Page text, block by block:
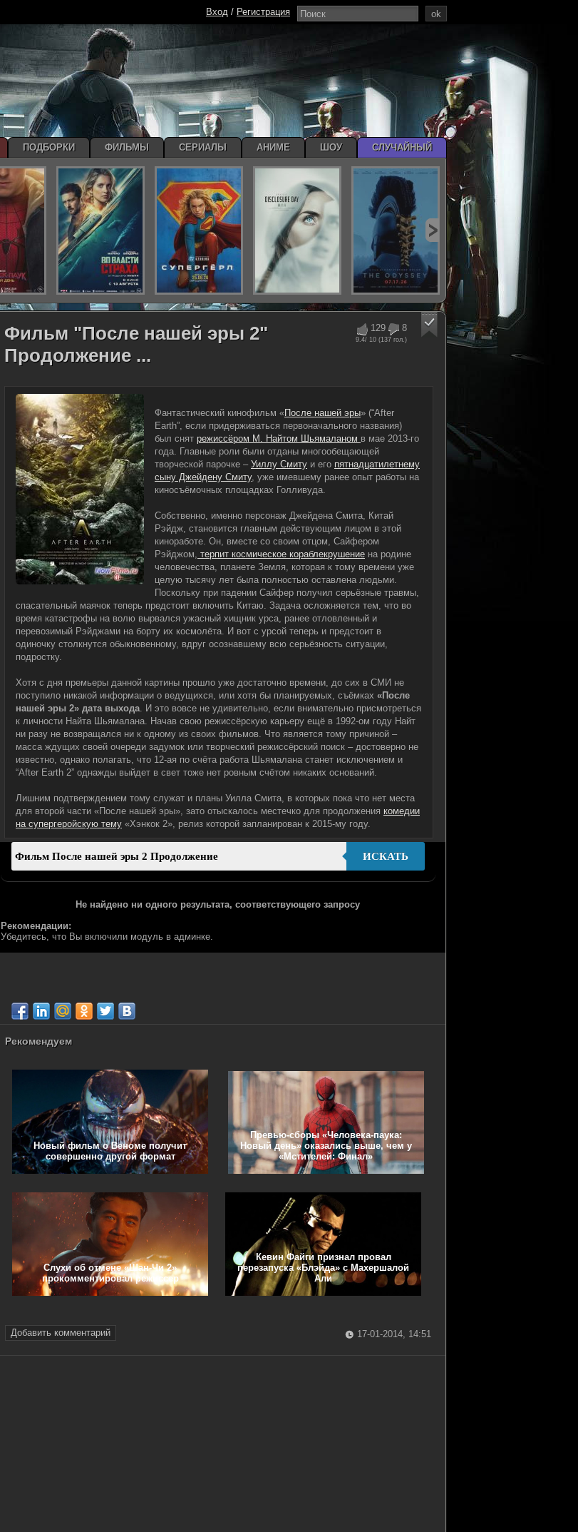
129 8
9.4/ 10 (137 гол.)
Фильм "После нашей эры 2"
Продолжение ...
Фантастический кинофильм «После нашей эры» (“After
Earth”, если придерживаться первоначального названия)
был снят режиссёром М. Найтом Шьямаланом в мае 2013-го
года. Главные роли были отданы многообещающей
творческой парочке – Уиллу Смиту и его пятнадцатилетнему
сыну Джейдену Смиту, уже имевшему ранее опыт работы на
киносъёмочных площадках Голливуда.
Собственно, именно персонаж Джейдена Смита, Китай
Рэйдж, становится главным действующим лицом в этой
киноработе. Он, вместе со своим отцом, Сайфером
Рэйджом, терпит космическое кораблекрушение на родине
человечества, планете Земля, которая к тому времени уже
целую тысячу лет была полностью оставлена людьми.
Поскольку при падении Сайфер получил серьёзные травмы,
спасательный маячок теперь предстоит включить Китаю. Задача осложняется тем, что во
время катастрофы на волю вырвался ужасный хищник урса, ранее отловленный и
перевозимый Рэйджами на борту их космолёта. И вот с урсой теперь и предстоит в
одиночку столкнутся обыкновенному, вдруг осознавшему всю серьёзность ситуации,
подростку.
Хотя с дня премьеры данной картины прошло уже достаточно времени, до сих в СМИ не
поступило никакой информации о ведущихся, или хотя бы планируемых, съёмках «После
нашей эры 2» дата выхода. И это вовсе не удивительно, если внимательно присмотреться
к личности Найта Шьямалана. Начав свою режиссёрскую карьеру ещё в 1992-ом году Найт
ни разу не возвращался ни к одному из своих фильмов. Что является тому причиной –
масса ждущих своей очереди задумок или творческий режиссёрский поиск – достоверно не
известно, однако полагать, что 12-ая по счёта работа Шьямалана станет исключением и
“After Earth 2” однажды выйдет в свет тоже нет ровным счётом никаких оснований.
Лишним подтверждением тому служат и планы Уилла Смита, в которых пока что нет места
для второй части «После нашей эры», зато отыскалось местечко для продолжения комедии
на супергеройскую тему «Хэнкок 2», релиз которой запланирован к 2015-му году.
ИСКАТЬ
Не найдено ни одного результата, соответствующего запросу
Рекомендации:
Убедитесь, что Вы включили модуль в админке.
Рекомендуем
Новый фильм о Веноме получит
совершенно другой формат
Превью-сборы «Человека-паука:
Новый день» оказались выше, чем у
«Мстителей: Финал»
Слухи об отмене «Шан-Чи 2»
прокомментировал режиссер
Кевин Файги признал провал
перезапуска «Блэйда» с Махершалой
Али
Добавить комментарий 17-01-2014, 14:51
ok
Вход / Регистрация
ПОДБОРКИ ФИЛЬМЫ СЕРИАЛЫ АНИМЕ ШОУ СЛУЧАЙНЫЙ